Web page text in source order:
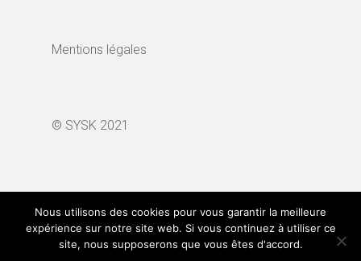
Mentions légales
© SYSK 2021
Search
for:
Search Button
Nous utilisons des cookies pour vous garantir la meilleure
expérience sur notre site web. Si vous continuez à utiliser ce
site, nous supposerons que vous êtes d'accord.